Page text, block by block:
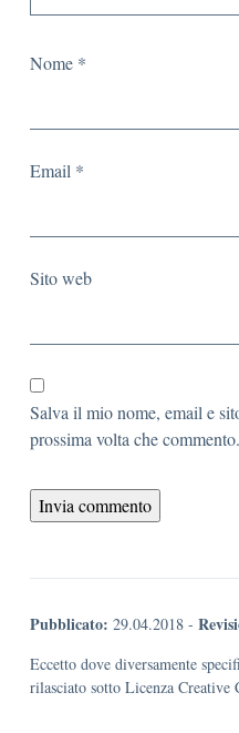
Nome *
Email *
Sito web
Salva il mio nome, email e
prossima volta che commento.
Pubblicato: 29.04.2018 -
Eccetto dove diversamente
rilasciato sotto Licenza